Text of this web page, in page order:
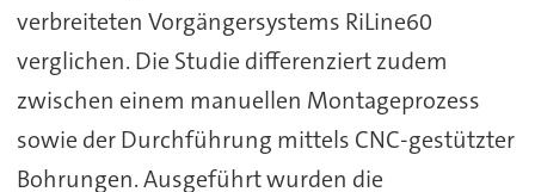
verbreiteten Vorgängersystems RiLine60
verglichen. Die Studie differenziert zudem
zwischen einem manuellen Montageprozess
sowie der Durchführung mittels CNC-gestützter
Bohrungen. Ausgeführt wurden die